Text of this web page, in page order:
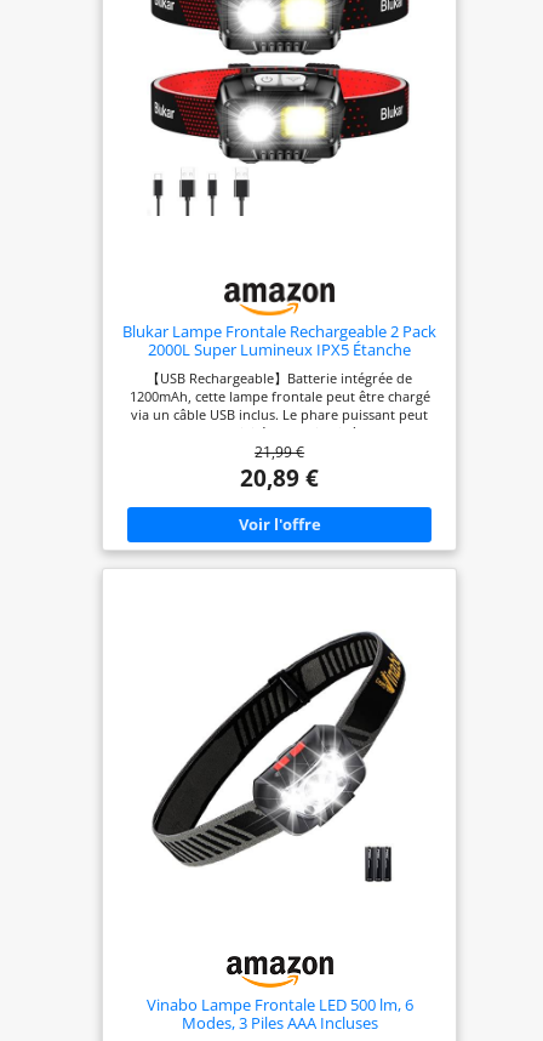
Confortable】La base de phare réglable à 45 °
vous permet de concentrer la lumière là où vous
en avez besoin. Le bandeau élastique est réglable,
confortable, respirant et pas facile à glisser.
【Technologie COB LED】Nos phares combinent la
technologie COB avancée et la technologie LED
XPG ultra-lumineuse avec une large zone
d'irradiation, un faisceau uniforme et stable, qui
peut facilement faire face à des environnements
complexes et rendre vos activités nocturnes plus
sûres. 【Imperméable et Léger】Les phares légers
et étanches sont parfaits pour toutes sortes
et les outils d'urgence, les travaux miniers, etc.
Cadeau parfait pour la famille et les amis.
Blukar Lampe Frontale Rechargeable 2 Pack
2000L Super Lumineux IPX5 Étanche
【USB Rechargeable】Batterie intégrée de
1200mAh, cette lampe frontale peut être chargé
via un câble USB inclus. Le phare puissant peut
supporter des activités de plein air à long terme
après une charge complète, vous offrant une
durée d'éclairage plus longue et une expérience
de charge plus détendue. 【8 Modes d'éclairage
avec Détecteur de Mouvement】Capteur de
mouvement intégré, appuyez sur 2 boutons pour
changer de modes différents. 5 Modes d'éclairage
Blanche. La capteur de gestes vous offre la
commodité dont vous avez besoin pour toute
utilisation dans l'obscurité. 【Réglable et
Confortable】La base de phare réglable à 45 °
vous permet de concentrer la lumière là où vous
en avez besoin. Le bandeau élastique est réglable,
confortable, respirant et pas facile à glisser.
【Technologie COB LED】Nos phares combinent la
technologie COB avancée et la technologie LED
XPG ultra-lumineuse avec une large zone
d'irradiation, un faisceau uniforme et stable, qui
peut facilement faire face à des environnements
complexes et rendre vos activités nocturnes plus
sûres. 【Imperméable et Léger】Les phares légers
et les outils d'urgence, les travaux miniers, etc.
Cadeau parfait pour la famille et les amis.
21,99 €
20,89 €
Vinabo Lampe Frontale LED 500 lm, 6
Modes, 3 Piles AAA Incluses